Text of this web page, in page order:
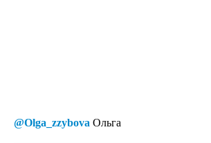
@Olga_zzybova Ольга